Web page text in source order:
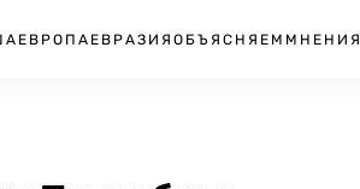
ЕВРОПА ЕВРАЗИЯ ОБЪЯСНЯЕМ МНЕНИЯ